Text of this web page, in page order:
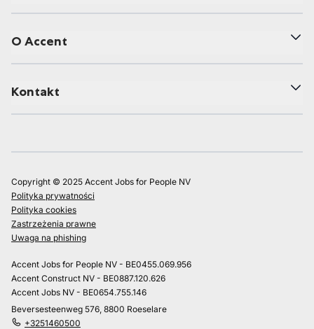
O Accent
Kontakt
Copyright © 2025 Accent Jobs for People NV
Polityka prywatności
Polityka cookies
Zastrzeżenia prawne
Uwaga na phishing
Accent Jobs for People NV - BE0455.069.956
Accent Construct NV - BE0887.120.626
Accent Jobs NV - BE0654.755.146
Beversesteenweg 576, 8800 Roeselare
+3251460500